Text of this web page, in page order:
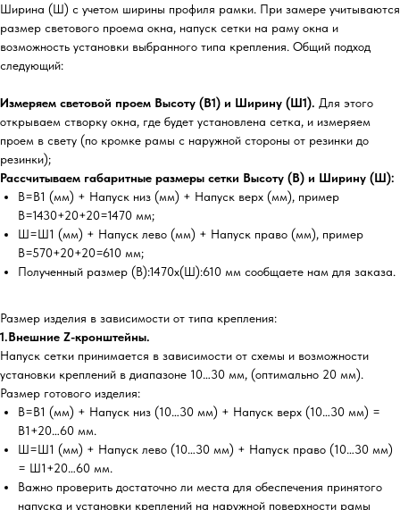
Ширина (Ш) с учетом ширины профиля рамки. При замере учитываются
размер светового проема окна, напуск сетки на раму окна и
возможность установки выбранного типа крепления. Общий подход
следующий:
Измеряем световой проем Высоту (В1) и Ширину (Ш1). Для этого
открываем створку окна, где будет установлена сетка, и измеряем
проем в свету (по кромке рамы с наружной стороны от резинки до
резинки);
Рассчитываем габаритные размеры сетки Высоту (В) и Ширину (Ш):
В=В1 (мм) + Напуск низ (мм) + Напуск верх (мм), пример
В=1430+20+20=1470 мм;
Ш=Ш1 (мм) + Напуск лево (мм) + Напуск право (мм), пример
В=570+20+20=610 мм;
Полученный размер (В):1470х(Ш):610 мм сообщаете нам для заказа.
Размер изделия в зависимости от типа крепления:
1.Внешние Z-кронштейны.
Напуск сетки принимается в зависимости от схемы и возможности
установки креплений в диапазоне 10…30 мм, (оптимально 20 мм).
Размер готового изделия:
В=В1 (мм) + Напуск низ (10…30 мм) + Напуск верх (10…30 мм) =
В1+20…60 мм.
Ш=Ш1 (мм) + Напуск лево (10…30 мм) + Напуск право (10…30 мм)
= Ш1+20…60 мм.
Важно проверить достаточно ли места для обеспечения принятого
напуска и установки креплений на наружной поверхности рамы